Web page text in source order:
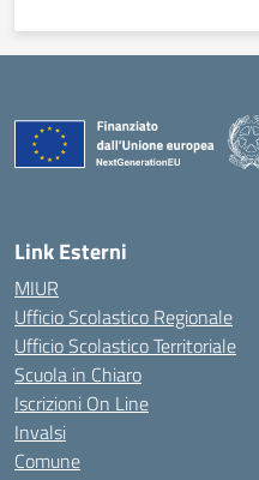
Link Esterni
MIUR
Ufficio Scolastico Regionale
Ufficio Scolastico Territoriale
Scuola in Chiaro
Iscrizioni On Line
Invalsi
Comune